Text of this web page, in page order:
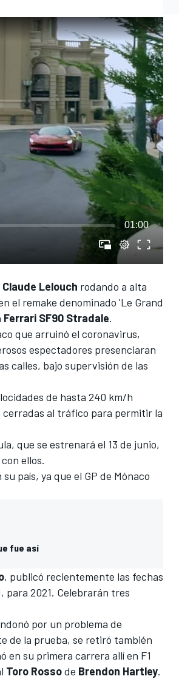
01:00
Claude Lelouch rodando a alta
el remake denominado 'Le Grand
Ferrari SF90 Stradale.
que arruinó el coronavirus,
espectadores presenciaran
calles, bajo supervisión de las
de hasta 240 km/h
al tráfico para permitir la
que se estrenará el 13 de junio,
ellos.
país, ya que el GP de Mónaco
fue así
, publicó recientemente las fechas
para 2021. Celebrarán tres
por un problema de
de la prueba, se retiró también
en su primera carrera allí en F1
Toro Rossode Brendon Hartley.